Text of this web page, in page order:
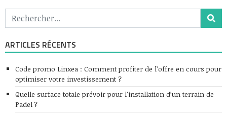
ARTICLES RÉCENTS
Code promo Linxea : Comment profiter de l’offre en cours pour
optimiser votre investissement ?
Quelle surface totale prévoir pour l’installation d’un terrain de
Padel ?